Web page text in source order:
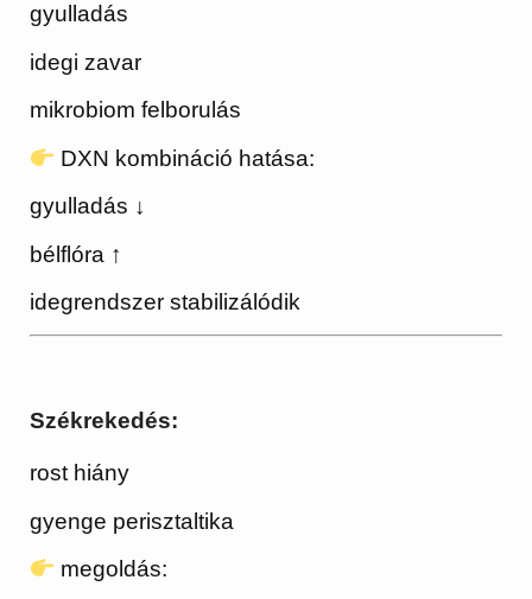
gyulladás
idegi zavar
mikrobiom felborulás
DXN kombináció hatása:
gyulladás ↓
bélflóra ↑
idegrendszer stabilizálódik
Székrekedés:
rost hiány
gyenge perisztaltika
megoldás: